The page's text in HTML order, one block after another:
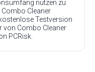
nutzen zu
Combo Cleaner
Testversion
von Combo Cleaner
PCRisk.